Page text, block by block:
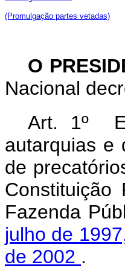
(Promulgação partes vetadas)
O
Nacional
Art. 1º
autarquias e
de
Fazenda
julho de
de 2002 .